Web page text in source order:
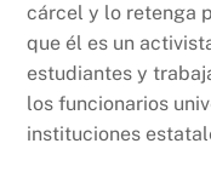
cárcel y lo retenga
que él es un
estudiantes y
los funcionarios
instituciones